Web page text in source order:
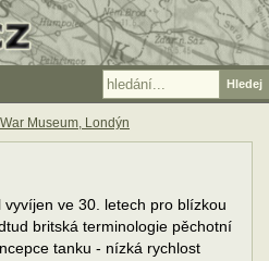
ve 30. letech pro blízkou
britská terminologie pěchotní
tanku - nízká rychlost
Museum, Londýn